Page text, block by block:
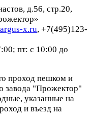
д.56, стр.20,
x.ru, +7(495)123-
пт: с 10:00 до
проход пешком и
завода "Прожектор"
указанные на
и въезд на